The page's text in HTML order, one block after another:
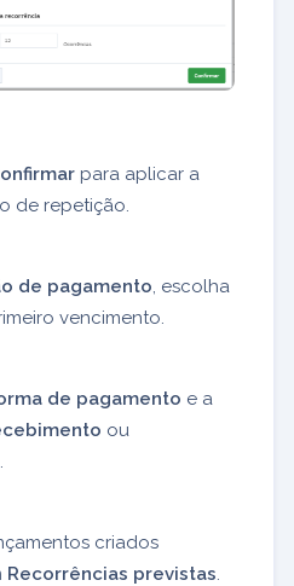
para aplicar a
de repetição.
de pagamento, escolha
vencimento.
de pagamento e a
ou
.
criados
Recorrências previstas.